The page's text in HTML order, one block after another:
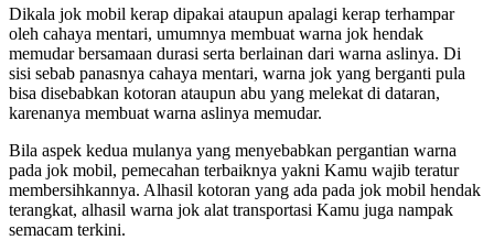
Dikala jok mobil kerap dipakai ataupun apalagi kerap terhampar
oleh cahaya mentari, umumnya membuat warna jok hendak
memudar bersamaan durasi serta berlainan dari warna aslinya. Di
sisi sebab panasnya cahaya mentari, warna jok yang berganti pula
bisa disebabkan kotoran ataupun abu yang melekat di dataran,
karenanya membuat warna aslinya memudar.
Bila aspek kedua mulanya yang menyebabkan pergantian warna
pada jok mobil, pemecahan terbaiknya yakni Kamu wajib teratur
membersihkannya. Alhasil kotoran yang ada pada jok mobil hendak
terangkat, alhasil warna jok alat transportasi Kamu juga nampak
semacam terkini.